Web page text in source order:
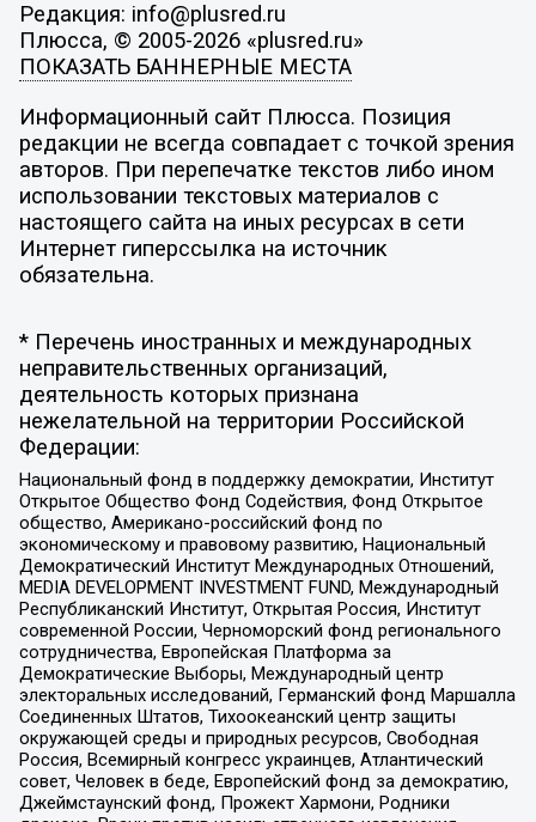
Редакция: info@plusred.ru
Плюсса, © 2005-2026 «plusred.ru»
ПОКАЗАТЬ БАННЕРНЫЕ МЕСТА
Информационный сайт Плюсса. Позиция
редакции не всегда совпадает с точкой зрения
авторов. При перепечатке текстов либо ином
использовании текстовых материалов с
настоящего сайта на иных ресурсах в сети
Интернет гиперссылка на источник
обязательна.
* Перечень иностранных и международных
неправительственных организаций,
деятельность которых признана
нежелательной на территории Российской
Федерации:
Национальный фонд в поддержку демократии, Институт
Открытое Общество Фонд Содействия, Фонд Открытое
общество, Американо-российский фонд по
экономическому и правовому развитию, Национальный
Демократический Институт Международных Отношений,
MEDIA DEVELOPMENT INVESTMENT FUND, Международный
Республиканский Институт, Открытая Россия, Институт
современной России, Черноморский фонд регионального
сотрудничества, Европейская Платформа за
Демократические Выборы, Международный центр
электоральных исследований, Германский фонд Маршалла
Соединенных Штатов, Тихоокеанский центр защиты
окружающей среды и природных ресурсов, Свободная
Россия, Всемирный конгресс украинцев, Атлантический
совет, Человек в беде, Европейский фонд за демократию,
Джеймстаунский фонд, Прожект Хармони, Родники